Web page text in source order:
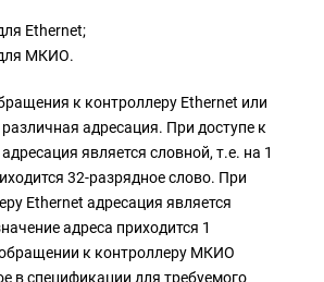
Ethernet;
МКИО.
к контроллеру Ethernet или
адресация. При доступе к
является словной, т.е. на 1
32-разрядное слово. При
Ethernet адресация является
адреса приходится 1
к контроллеру МКИО
в спецификации для требуемого